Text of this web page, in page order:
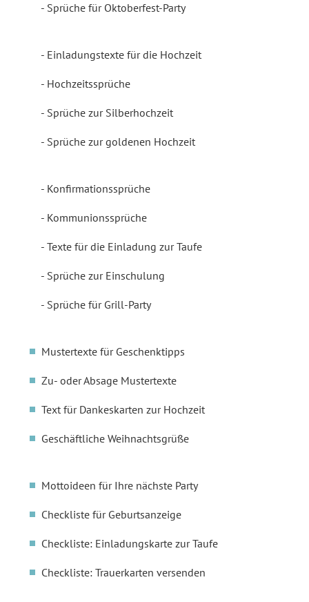
Sprüche für Oktoberfest-Party
Einladungstexte für die Hochzeit
Hochzeitssprüche
Sprüche zur Silberhochzeit
Sprüche zur goldenen Hochzeit
Konfirmationssprüche
Kommunionssprüche
Texte für die Einladung zur Taufe
Sprüche zur Einschulung
Sprüche für Grill-Party
Mustertexte für Geschenktipps
Zu- oder Absage Mustertexte
Text für Dankeskarten zur Hochzeit
Geschäftliche Weihnachtsgrüße
Mottoideen für Ihre nächste Party
Checkliste für Geburtsanzeige
Checkliste: Einladungskarte zur Taufe
Checkliste: Trauerkarten versenden